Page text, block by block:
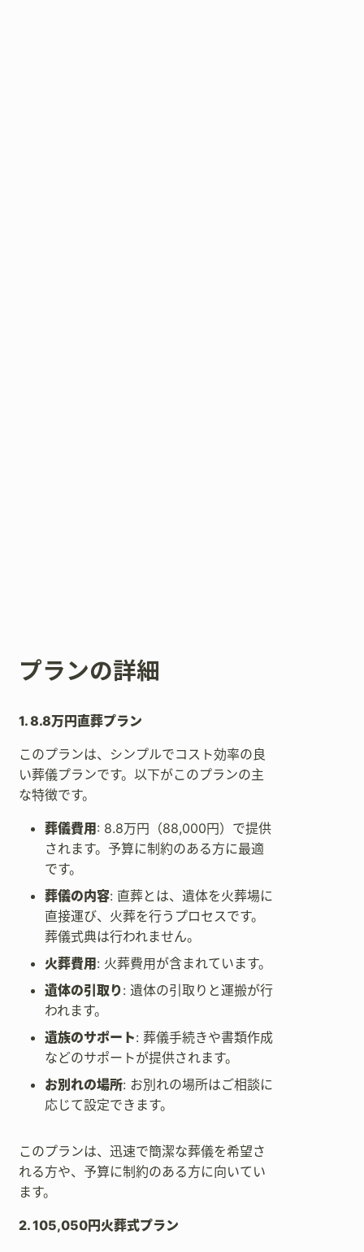
プランの詳細
1. 8.8万円直葬プラン
このプランは、シンプルでコスト効率の良
い葬儀プランです。以下がこのプランの主
な特徴です。
葬儀費用: 8.8万円（88,000円）で提供
されます。予算に制約のある方に最適
です。
葬儀の内容: 直葬とは、遺体を火葬場に
直接運び、火葬を行うプロセスです。
葬儀式典は行われません。
火葬費用: 火葬費用が含まれています。
遺体の引取り: 遺体の引取りと運搬が行
われます。
遺族のサポート: 葬儀手続きや書類作成
などのサポートが提供されます。
お別れの場所: お別れの場所はご相談に
応じて設定できます。
このプランは、迅速で簡潔な葬儀を希望さ
れる方や、予算に制約のある方に向いてい
ます。
2. 105,050円火葬式プラン